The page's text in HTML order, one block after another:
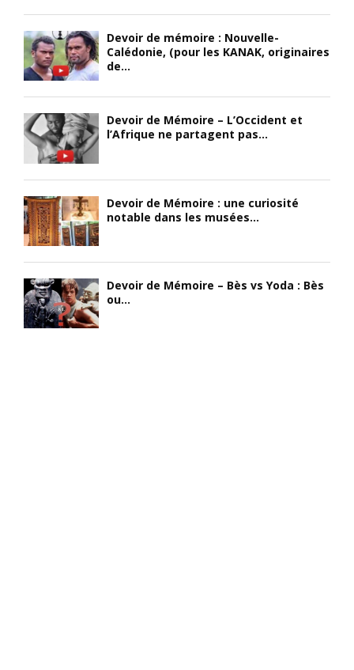
Devoir de mémoire : Nouvelle-
Calédonie, (pour les KANAK, originaires
de...
Devoir de Mémoire – L’Occident et
l’Afrique ne partagent pas...
Devoir de Mémoire : une curiosité
notable dans les musées...
Devoir de Mémoire – Bès vs Yoda : Bès
ou...